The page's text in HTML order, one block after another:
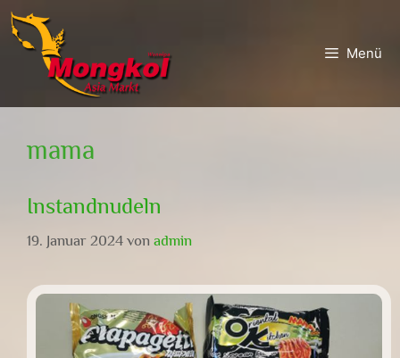
Zum
Inhalt
springen
Zum
Inhalt
springen
Menü
mama
Instandnudeln
19. Januar 2024 von admin